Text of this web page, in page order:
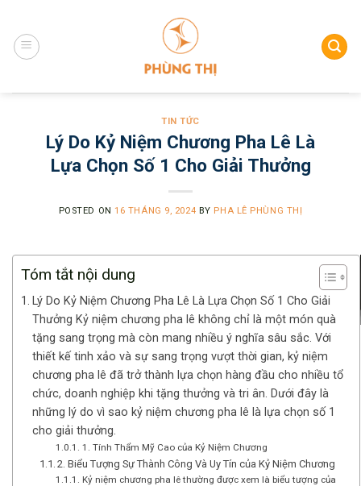
content
TIN TỨC
Lý Do Kỷ Niệm Chương Pha Lê Là
Lựa Chọn Số 1 Cho Giải Thưởng
POSTED ON 16 THÁNG 9, 2024 BY PHA LÊ PHÙNG THỊ
Tóm tắt nội dung
Lý Do Kỷ Niệm Chương Pha Lê Là Lựa Chọn Số 1 Cho Giải
Thưởng Kỷ niệm chương pha lê không chỉ là một món quà
tặng sang trọng mà còn mang nhiều ý nghĩa sâu sắc. Với
thiết kế tinh xảo và sự sang trọng vượt thời gian, kỷ niệm
chương pha lê đã trở thành lựa chọn hàng đầu cho nhiều tổ
chức, doanh nghiệp khi tặng thưởng và tri ân. Dưới đây là
những lý do vì sao kỷ niệm chương pha lê là lựa chọn số 1
cho giải thưởng.
1. Tính Thẩm Mỹ Cao của Kỷ Niệm Chương
2. Biểu Tượng Sự Thành Công Và Uy Tín của Kỷ Niệm Chương
Kỷ niệm chương pha lê thường được xem là biểu tượng của